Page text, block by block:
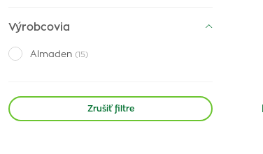
Výrobcovia
Almaden (15)
Zrušiť filtre